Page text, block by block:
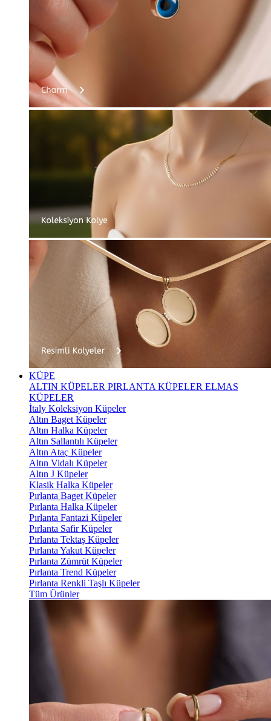
KÜPE
ALTIN KÜPELER PIRLANTA KÜPELER ELMAS
KÜPELER
İtaly Koleksiyon Küpeler
Altın Baget Küpeler
Altın Halka Küpeler
Altın Sallantılı Küpeler
Altın Ataç Küpeler
Altın Vidalı Küpeler
Altın J Küpeler
Klasik Halka Küpeler
Pırlanta Baget Küpeler
Pırlanta Halka Küpeler
Pırlanta Fantazi Küpeler
Pırlanta Safir Küpeler
Pırlanta Tektaş Küpeler
Pırlanta Yakut Küpeler
Pırlanta Zümrüt Küpeler
Pırlanta Trend Küpeler
Pırlanta Renkli Taşlı Küpeler
Tüm Ürünler